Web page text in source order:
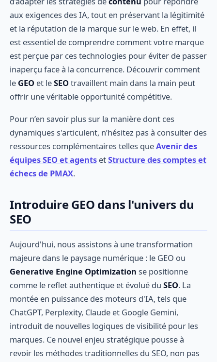
aux exigences des IA, tout en préservant la légitimité
et la réputation de la marque sur le web. En effet, il
est essentiel de comprendre comment votre marque
est perçue par ces technologies pour éviter de passer
inaperçu face à la concurrence. Découvrir comment
le GEO et leSEOtravaillent main dans la main peut
offrir une véritable opportunité compétitive.
Pour n’en savoir plus sur la manière dont ces
dynamiques s'articulent, n’hésitez pas à consulter des
ressources complémentaires telles queAvenir des
équipes SEO et agents etStructure des comptes et
échecs de PMAX.
Introduire GEO dans l'univers du
SEO
Aujourd'hui, nous assistons à une transformation
majeure dans le paysage numérique : le GEO ou
Generative Engine Optimization se positionne
comme le reflet authentique et évolué du SEO. La
montée en puissance des moteurs d'IA, tels que
ChatGPT, Perplexity, Claude et Google Gemini,
introduit de nouvelles logiques de visibilité pour les
marques. Ce nouvel enjeu stratégique pousse à
revoir les méthodes traditionnelles du SEO, non pas